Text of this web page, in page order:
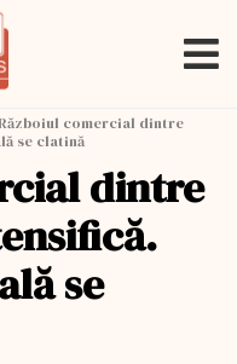
comercial dintre
se clatină
dintre
se